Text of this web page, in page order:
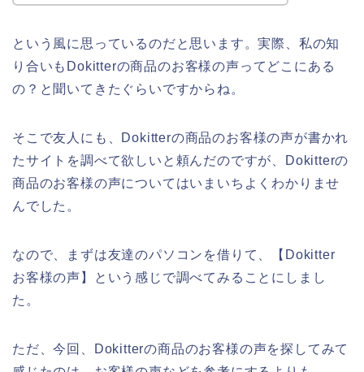
という風に思っているのだと思います。実際、私の知
り合いもDokitterの商品のお客様の声ってどこにある
の？と聞いてきたぐらいですからね。
そこで友人にも、Dokitterの商品のお客様の声が書かれ
たサイトを調べて欲しいと頼んだのですが、Dokitterの
商品のお客様の声についてはいまいちよくわかりませ
んでした。
なので、まずは友達のパソコンを借りて、【Dokitter
お客様の声】という感じで調べてみることにしまし
た。
ただ、今回、Dokitterの商品のお客様の声を探してみて